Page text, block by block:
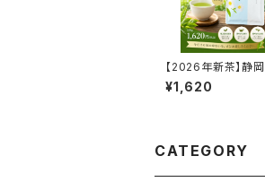
【2026年新茶】静
之原産 走り新茶 初
00g｜爽やかな香り
¥1,620
CATEGORY